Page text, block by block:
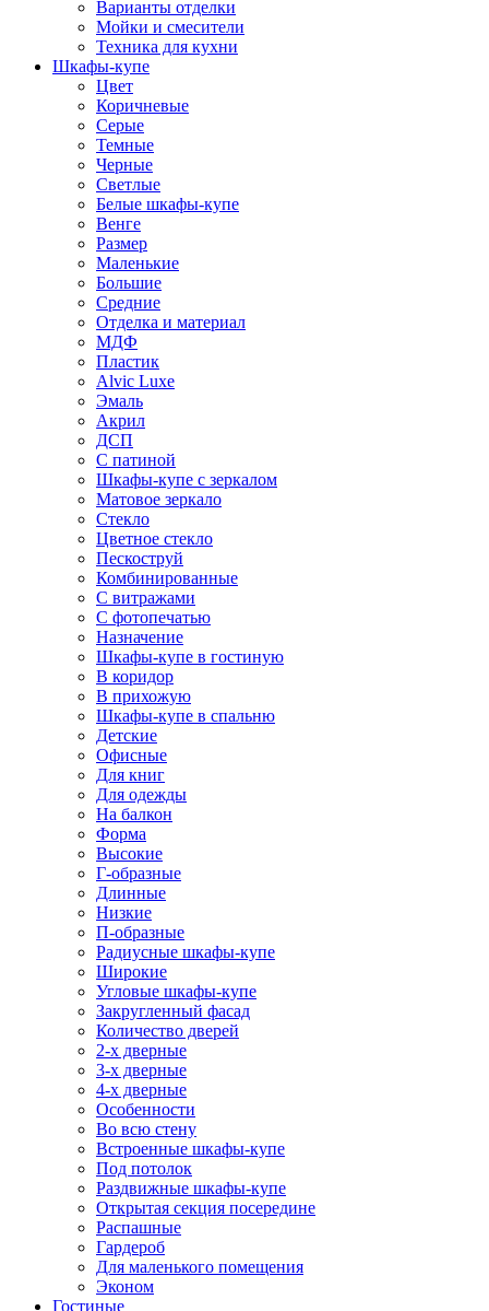
Варианты отделки
Мойки и смесители
Техника для кухни
Шкафы-купе
Цвет
Коричневые
Серые
Темные
Черные
Светлые
Белые шкафы-купе
Венге
Размер
Маленькие
Большие
Средние
Отделка и материал
МДФ
Пластик
Alvic Luxe
Эмаль
Акрил
ДСП
С патиной
Шкафы-купе с зеркалом
Матовое зеркало
Стекло
Цветное стекло
Пескоструй
Комбинированные
С витражами
С фотопечатью
Назначение
Шкафы-купе в гостиную
В коридор
В прихожую
Шкафы-купе в спальню
Детские
Офисные
Для книг
Для одежды
На балкон
Форма
Высокие
Г-образные
Длинные
Низкие
П-образные
Радиусные шкафы-купе
Широкие
Угловые шкафы-купе
Закругленный фасад
Количество дверей
2-х дверные
3-х дверные
4-х дверные
Особенности
Во всю стену
Встроенные шкафы-купе
Под потолок
Раздвижные шкафы-купе
Открытая секция посередине
Распашные
Гардероб
Для маленького помещения
Эконом
Гостиные